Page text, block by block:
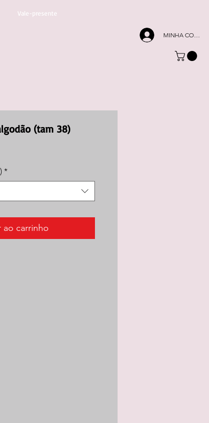
Vale-presente
MINHA CONTA
(tam 38)
*
ao carrinho